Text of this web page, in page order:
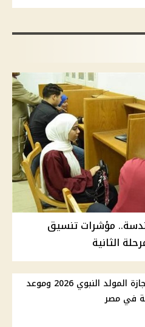
و87.9% للهندسة.. مؤشرات تنسيق
موقف ترحيل إجازة المولد النبوي 2026 وموعد
في مصر